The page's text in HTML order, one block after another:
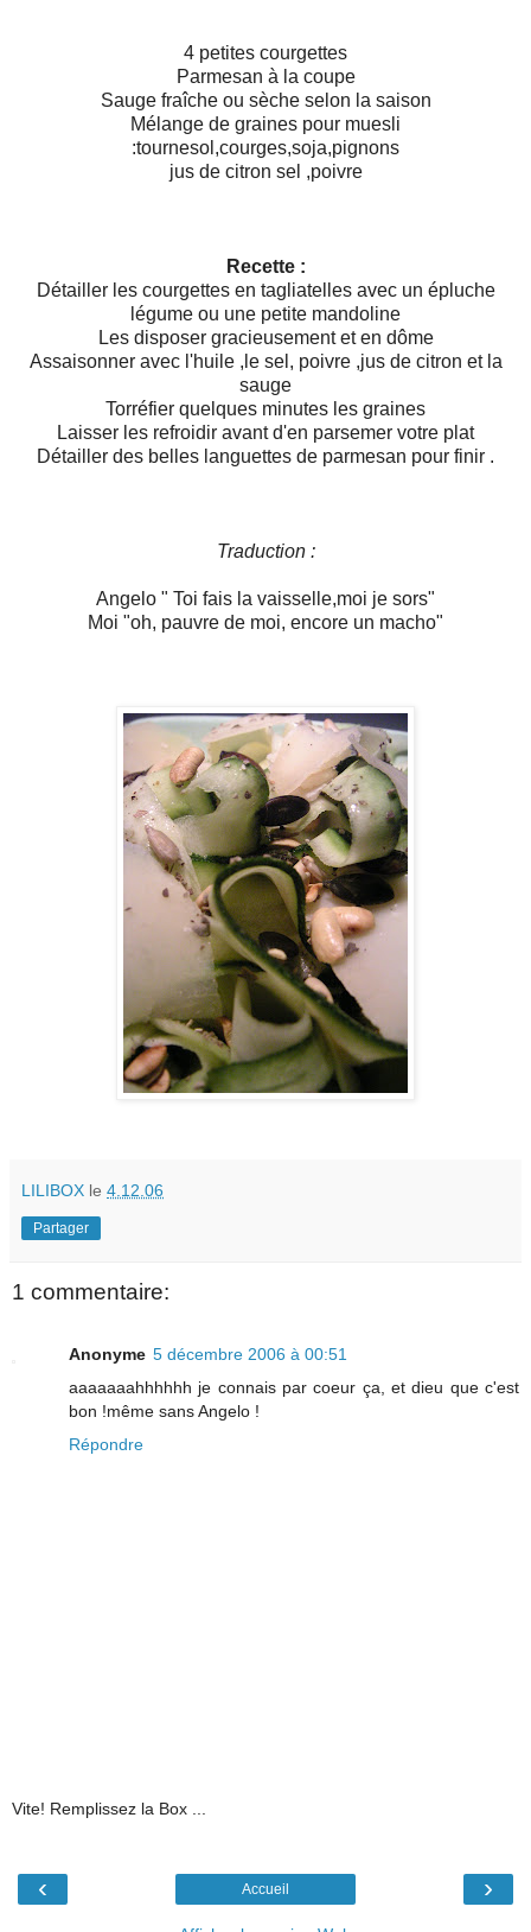
4 petites courgettes
Parmesan à la coupe
Sauge fraîche ou sèche selon la saison
Mélange de graines pour muesli
:tournesol,courges,soja,pignons
jus de citron sel ,poivre
Recette :
Détailler les courgettes en tagliatelles avec un épluche
légume ou une petite mandoline
Les disposer gracieusement et en dôme
Assaisonner avec l'huile ,le sel, poivre ,jus de citron et la
sauge
Torréfier quelques minutes les graines
Laisser les refroidir avant d'en parsemer votre plat
Détailler des belles languettes de parmesan pour finir .
Traduction :
Angelo " Toi fais la vaisselle,moi je sors"
Moi "oh, pauvre de moi, encore un macho"
LILIBOX le 4.12.06
Partager
1 commentaire:
Anonyme 5 décembre 2006 à 00:51
aaaaaaahhhhhh je connais par coeur ça, et dieu que c'est
bon !même sans Angelo !
Répondre
Vite! Remplissez la Box ...
‹ ›
Accueil